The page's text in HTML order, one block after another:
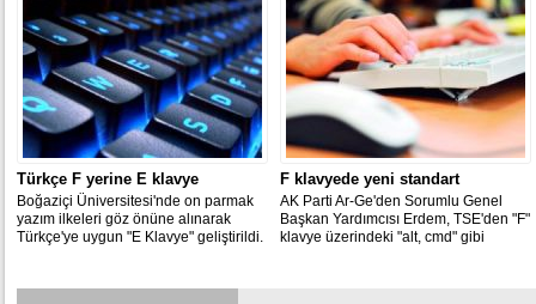
Türkçe F yerine E klavye
Boğaziçi Üniversitesi'nde on parmak
yazım ilkeleri göz önüne alınarak
Türkçe'ye uygun "E Klavye" geliştirildi.
F klavyede yeni standart
AK Parti Ar-Ge'den Sorumlu Genel
Başkan Yardımcısı Erdem, TSE'den "F"
klavye üzerindeki "alt, cmd" gibi